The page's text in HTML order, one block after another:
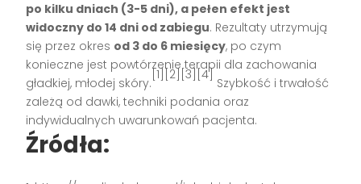
po kilku dniach (3-5 dni), a pełen efekt jest
widoczny do 14 dni od zabiegu. Rezultaty utrzymują
się przez okres od 3 do 6 miesięcy, po czym
konieczne jest powtórzenie terapii dla zachowania
gładkiej, młodej skóry.
[1][2][3][4]
Szybkość i trwałość
zależą od dawki, techniki podania oraz
indywidualnych uwarunkowań pacjenta.
Źródła: